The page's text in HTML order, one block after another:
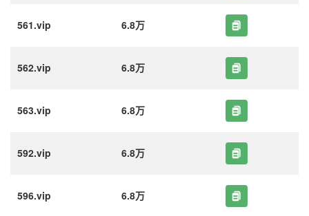
561.vip 6.8万
562.vip 6.8万
563.vip 6.8万
592.vip 6.8万
596.vip 6.8万